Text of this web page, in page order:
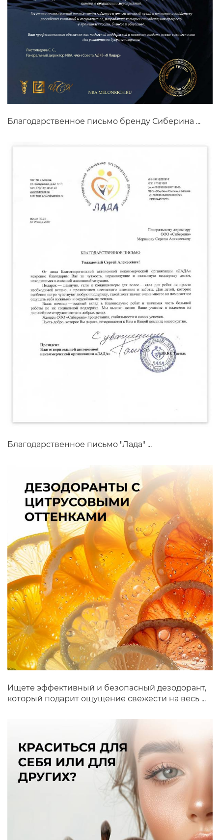
Благодарственное письмо бренду Сиберина ...
Благодарственное письмо "Лада" ...
Ищете эффективный и безопасный дезодорант,
который подарит ощущение свежести на весь ...